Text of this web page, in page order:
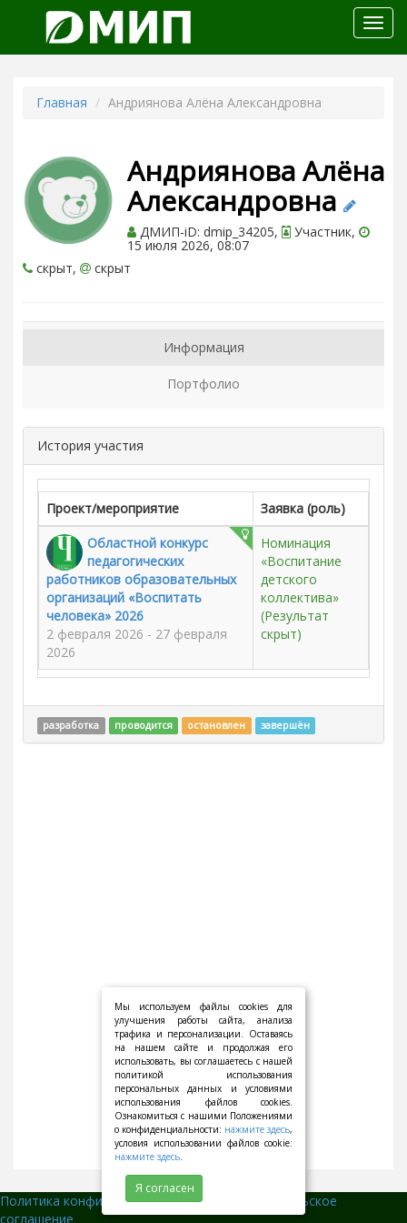
меню
Главная Андриянова Алёна Александровна
Андриянова Алёна
Александровна
ДМИП-iD: dmip_34205, Участник,
15 июля 2026, 08:07
скрыт,
скрыт
Информация
Портфолио
История участия
Проект/мероприятие
Заявка (роль)
Областной конкурс
педагогических
работников образовательных
организаций «Воспитать
человека» 2026
2 февраля 2026 - 27 февраля
2026
Номинация
«Воспитание
детского
коллектива»
(Результат
скрыт)
разработка проводится остановлен завершён
Политика конфиденциальности||
Пользовательское
соглашение
Мы используем файлы cookies для
улучшения работы сайта, анализа
трафика и персонализации. Оставаясь
на нашем сайте и продолжая его
использовать, вы соглашаетесь с нашей
политикой использования
персональных данных и условиями
использования файлов cookies.
Ознакомиться с нашими Положениями
о конфиденциальности: нажмите здесь,
условия использовании файлов cookie:
нажмите здесь.
Я согласен